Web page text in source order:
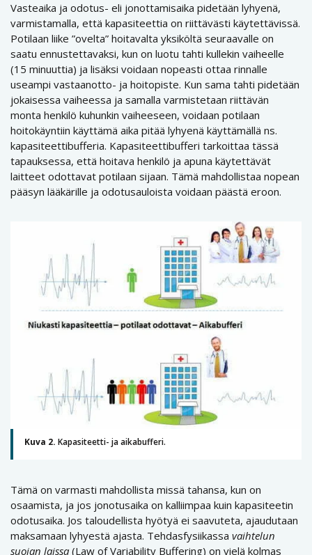
Vasteaika ja odotus- eli jonottamisaika pidetään lyhyenä,
varmistamalla, että kapasiteettia on riittävästi käytettävissä.
Potilaan liike ”ovelta” hoitavalta yksiköltä seuraavalle on
saatu ennustettavaksi, kun on luotu tahti kullekin vaiheelle
(15 minuuttia) ja lisäksi voidaan nopeasti ottaa rinnalle
useampi vastaanotto- ja hoitopiste. Kun sama tahti pidetään
jokaisessa vaiheessa ja samalla varmistetaan riittävän
monta henkilö kuhunkin vaiheeseen, voidaan potilaan
hoitokäyntiin käyttämä aika pitää lyhyenä käyttämällä ns.
kapasiteettibufferia. Kapasiteettibufferi tarkoittaa tässä
tapauksessa, että hoitava henkilö ja apuna käytettävät
laitteet odottavat potilaan sijaan. Tämä mahdollistaa nopean
pääsyn lääkärille ja odotusauloista voidaan päästä eroon.
Kuva 2. Kapasiteetti- ja aikabufferi.
Tämä on varmasti mahdollista missä tahansa, kun on
osaamista, ja jos jonotusaika on kalliimpaa kuin kapasiteetin
odotusaika. Jos taloudellista hyötyä ei saavuteta, ajaudutaan
maksamaan lyhyestä ajasta. Tehdasfysiikassa vaihtelun
suojan laissa (Law of Variability Buffering) on vielä kolmas